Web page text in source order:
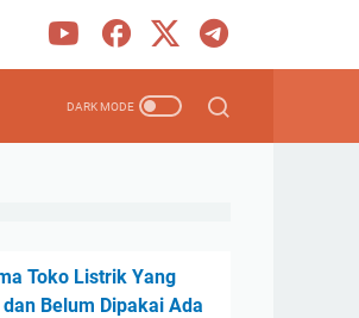
Toko Listrik Yang
Belum Dipakai Ada